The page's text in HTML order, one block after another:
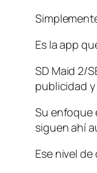
Es la app
SD Maid 2/
publicidad
Su enfoque
siguen ahí
Ese nivel